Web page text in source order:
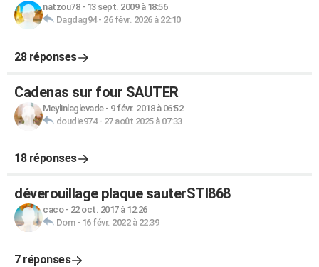
natzou78- 13 sept. 2009 à 18:56
Dagdag94- 26 févr. 2026 à 22:10
28 réponses
Cadenas sur four SAUTER
Meylinlaglevade- 9 févr. 2018 à 06:52
doudie974- 27 août 2025 à 07:33
18 réponses
déverouillage plaque sauterSTI868
caco- 22 oct. 2017 à 12:26
Dom- 16 févr. 2022 à 22:39
7 réponses